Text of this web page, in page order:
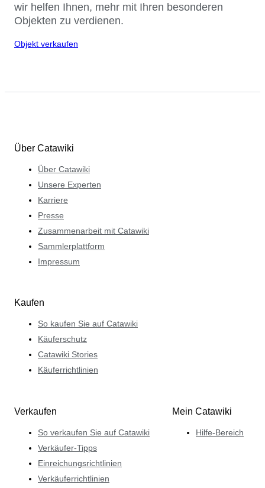
wir helfen Ihnen, mehr mit Ihren besonderen
Objekten zu verdienen.
Objekt verkaufen
Über Catawiki
Über Catawiki
Unsere Experten
Karriere
Presse
Zusammenarbeit mit Catawiki
Sammlerplattform
Impressum
Kaufen
So kaufen Sie auf Catawiki
Käuferschutz
Catawiki Stories
Käuferrichtlinien
Verkaufen
So verkaufen Sie auf Catawiki
Verkäufer-Tipps
Einreichungsrichtlinien
Verkäuferrichtlinien
Mein Catawiki
Hilfe-Bereich